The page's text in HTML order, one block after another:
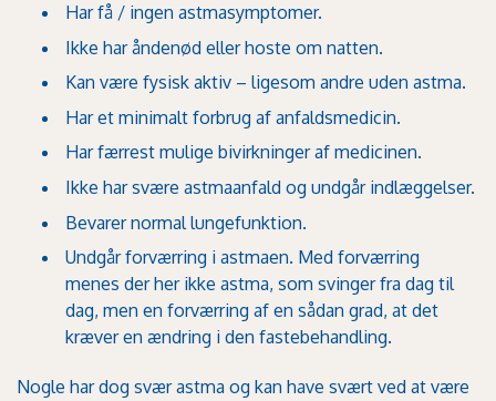
Har få / ingen astmasymptomer.
Ikke har åndenød eller hoste om natten.
Kan være fysisk aktiv – ligesom andre uden astma.
Har et minimalt forbrug af anfaldsmedicin.
Har færrest mulige bivirkninger af medicinen.
Ikke har svære astmaanfald og undgår indlæggelser.
Bevarer normal lungefunktion.
Undgår forværring i astmaen. Med forværring
menes der her ikke astma, som svinger fra dag til
dag, men en forværring af en sådan grad, at det
kræver en ændring i den fastebehandling.
Nogle har dog svær astma og kan have svært ved at være